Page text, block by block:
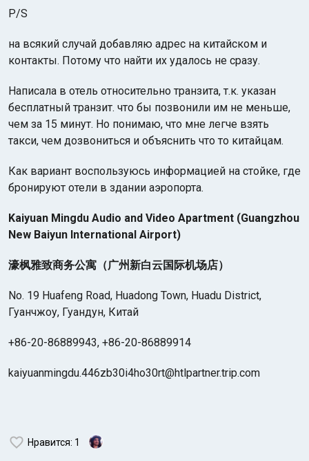
P/S
на всякий случай добавляю адрес на китайском и
контакты. Потому что найти их удалось не сразу.
Написала в отель относительно транзита, т.к. указан
бесплатный транзит. что бы позвонили им не меньше,
чем за 15 минут. Но понимаю, что мне легче взять
такси, чем дозвониться и объяснить что то китайцам.
Как вариант воспользуюсь информацией на стойке, где
бронируют отели в здании аэропорта.
Kaiyuan Mingdu Audio and Video Apartment (Guangzhou
New Baiyun International Airport)
濠枫雅致商务公寓（广州新白云国际机场店）
No. 19 Huafeng Road, Huadong Town, Huadu District,
Гуанчжоу, Гуандун, Китай
+86-20-86889943, +86-20-86889914
kaiyuanmingdu.446zb30i4ho30rt@htlpartner.trip.com
Нравится: 1